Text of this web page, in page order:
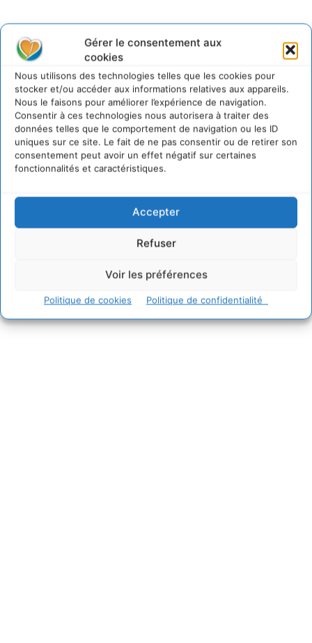
Gérer le consentement aux
cookies
Nous utilisons des technologies telles que les cookies pour
stocker et/ou accéder aux informations relatives aux appareils.
Nous le faisons pour améliorer l’expérience de navigation.
Consentir à ces technologies nous autorisera à traiter des
données telles que le comportement de navigation ou les ID
uniques sur ce site. Le fait de ne pas consentir ou de retirer son
consentement peut avoir un effet négatif sur certaines
fonctionnalités et caractéristiques.
Accepter
Refuser
Voir les préférences
Politique de cookies Politique de confidentialité
@cdurableinfo
Suiveurs
Suivre